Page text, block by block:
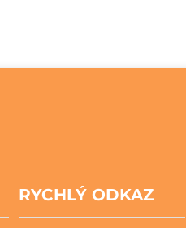
RYCHLÝ ODKAZ